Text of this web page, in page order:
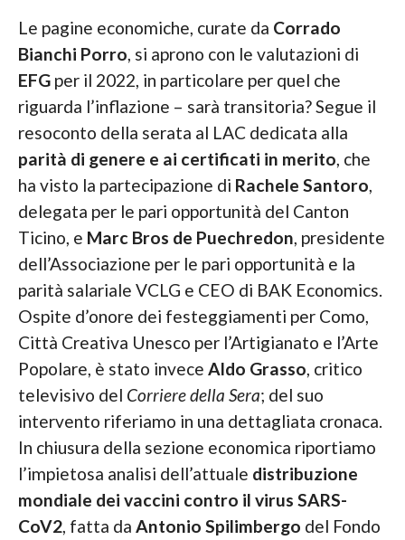
Le pagine economiche, curate da Corrado
Bianchi Porro , si aprono con le valutazioni di
EFGper il 2022, in particolare per quel che
riguarda l’inflazione – sarà transitoria? Segue il
resoconto della serata al LAC dedicata alla
parità di genere e ai certificati in merito , che
ha visto la partecipazione di Rachele Santoro
delegata per le pari opportunità del Canton
Ticino, e Marc Bros de Puechredon , presidente
dell’Associazione per le pari opportunità e la
parità salariale VCLG e CEO di BAK Economics.
Ospite d’onore dei festeggiamenti per Como,
Città Creativa Unesco per l’Artigianato e l’Arte
Popolare, è stato invece Aldo Grasso , critico
televisivo del Corriere della Sera; del suo
intervento riferiamo in una dettagliata cronaca.
In chiusura della sezione economica riportiamo
l’impietosa analisi dell’attuale distribuzione
mondiale dei vaccini contro il virus SARS-
CoV2, fatta da Antonio Spilimbergo del Fondo